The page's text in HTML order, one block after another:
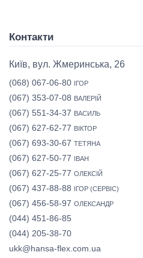
Контакти
Київ, вул. Жмеринська, 26
(068) 067-06-80 ІГОР
(067) 353-07-08 ВАЛЕРІЙ
(067) 551-34-37 ВАСИЛЬ
(067) 627-62-77 ВІКТОР
(067) 693-30-67 ТЕТЯНА
(067) 627-50-77 ІВАН
(067) 627-25-77 ОЛЕКСІЙ
(067) 437-88-88 ІГОР (СЕРВІС)
(067) 456-58-97 ОЛЕКСАНДР
(044) 451-86-85
(044) 205-38-70
ukk@hansa-flex.com.ua